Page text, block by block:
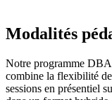
Modalités
Notre programme DBA
combine la flexibilité
sessions en présentiel